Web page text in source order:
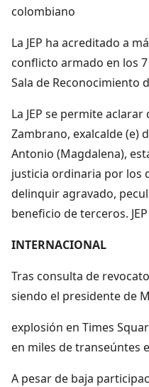
colombiano
La JEP ha acreditado a
conflicto armado en los
Sala de Reconocimiento
La JEP se permite aclarar
Zambrano, exalcalde (e)
Antonio (Magdalena),
justicia ordinaria por los
delinquir agravado,
beneficio de terceros. JEP
INTERNACIONAL
Tras consulta de
siendo el presidente de
explosión en Times
en miles de transeúntes
A pesar de baja